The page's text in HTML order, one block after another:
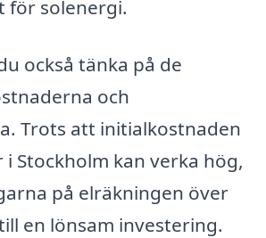
för solenergi.
också tänka på de
och
Trots att initialkostnaden
Stockholm kan verka hög,
på elräkningen över
en lönsam investering.